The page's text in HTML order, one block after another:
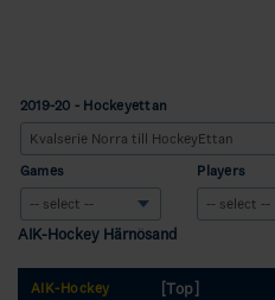
2019-20 - Hockeyettan
Games Players
AIK-Hockey Härnösand
AIK-Hockey
[Top]